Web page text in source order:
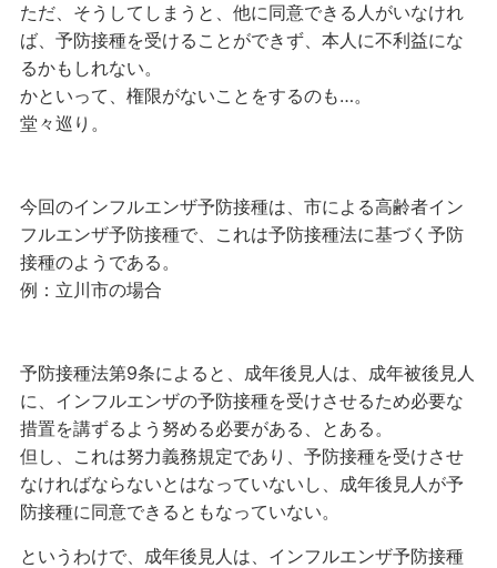
ただ、そうしてしまうと、他に同意できる人がいなけれ
ば、予防接種を受けることができず、本人に不利益にな
るかもしれない。
かといって、権限がないことをするのも…。
堂々巡り。
今回のインフルエンザ予防接種は、市による高齢者イン
フルエンザ予防接種で、これは予防接種法に基づく予防
接種のようである。
例：立川市の場合
予防接種法第9条によると、成年後見人は、成年被後見人
に、インフルエンザの予防接種を受けさせるため必要な
措置を講ずるよう努める必要がある、とある。
但し、これは努力義務規定であり、予防接種を受けさせ
なければならないとはなっていないし、成年後見人が予
防接種に同意できるともなっていない。
というわけで、成年後見人は、インフルエンザ予防接種